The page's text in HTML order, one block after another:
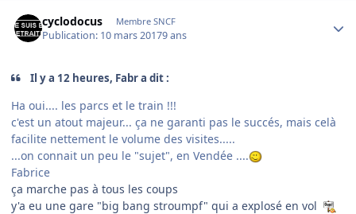
cyclodocus Membre SNCF
Publication: 10 mars 20179 ans
Il y a 12 heures, Fabr a dit :
Ha oui.... les parcs et le train !!!
c'est un atout majeur... ça ne garanti pas le succés, mais celà
facilite nettement le volume des visites.....
...on connait un peu le "sujet", en Vendée ....
Fabrice
ça marche pas à tous les coups
y'a eu une gare "big bang stroumpf" qui a explosé en vol